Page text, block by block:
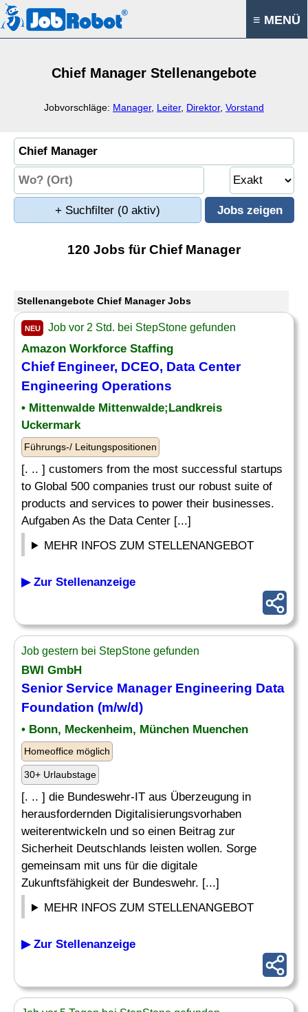
≡ MENÜ
Chief Manager Stellenangebote
Jobvorschläge: Manager, Leiter, Direktor, Vorstand
+ Suchfilter (0 aktiv)
120 Jobs für Chief Manager
Stellenangebote Chief Manager Jobs
NEU Job vor 2 Std. bei StepStone gefunden
Amazon Workforce Staffing
ChiefEngineer, DCEO, Data Center
Engineering Operations
• Mittenwalde Mittenwalde;Landkreis
Uckermark
Führungs-/ Leitungspositionen
[. .. ] customers from the most successful startups
to Global 500 companies trust our robust suite of
products and services to power their businesses.
Aufgaben As the Data Center [...]
MEHR INFOS ZUM STELLENANGEBOT
▶ Zur Stellenanzeige
Job gestern bei StepStone gefunden
BWI GmbH
Senior Service ManagerEngineering Data
Foundation (m/w/d)
• Bonn, Meckenheim, München Muenchen
Homeoffice möglich
30+ Urlaubstage
[. .. ] die Bundeswehr-IT aus Überzeugung in
herausfordernden Digitalisierungsvorhaben
weiterentwickeln und so einen Beitrag zur
Sicherheit Deutschlands leisten wollen. Sorge
gemeinsam mit uns für die digitale
Zukunftsfähigkeit der Bundeswehr. [...]
MEHR INFOS ZUM STELLENANGEBOT
▶ Zur Stellenanzeige